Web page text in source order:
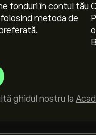
fonduri în contul tău
folosind metoda de
ghidul nostru la